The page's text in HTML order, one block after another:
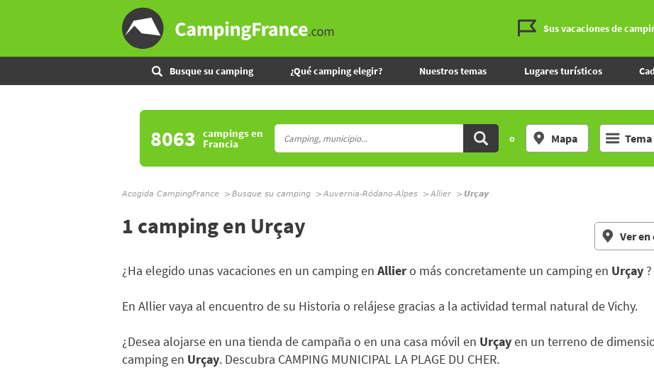
Sus vacaciones de
Busque su camping ¿Qué camping elegir? Nuestros temas Lugares turísticos
8063 campingsen
Francia o Mapa Tema
Acogida CampingFrance Busque su camping Auvernia-Ródano-Alpes Allier Urçay
1 camping en Urçay Ver en
¿Ha elegido unas vacaciones en un camping en Alliero más concretamente un camping en Urçay ?
En Allier vaya al encuentro de su Historia o relájese gracias a la actividad termal natural de Vichy.
¿Desea alojarse en una tienda de campaña o en una casa móvil en Urçayen un terreno de
camping en Urçay. Descubra CAMPING MUNICIPAL LA PLAGE DU CHER.